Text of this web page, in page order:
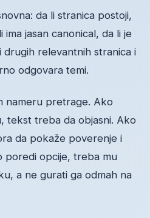
da li stranica postoji,
ima jasan canonical, da li je
drugih relevantnih stranica i
odgovara temi.
nameru pretrage. Ako
tekst treba da objasni. Ako
da pokaže poverenje i
poredi opcije, treba mu
a ne gurati ga odmah na